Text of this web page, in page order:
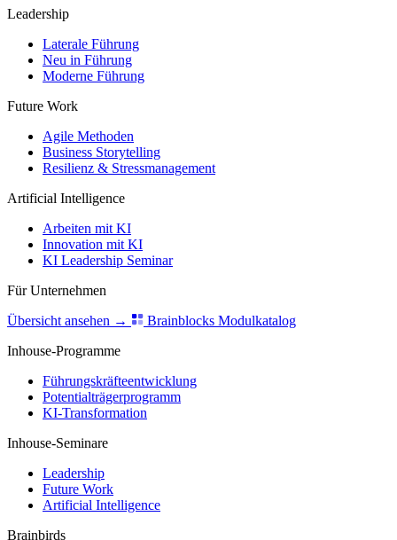
Leadership
Laterale Führung
Neu in Führung
Moderne Führung
Future Work
Agile Methoden
Business Storytelling
Resilienz & Stressmanagement
Artificial Intelligence
Arbeiten mit KI
Innovation mit KI
KI Leadership Seminar
Für Unternehmen
Übersicht ansehen →
Brainblocks Modulkatalog
Inhouse-Programme
Führungskräfteentwicklung
Potentialträgerprogramm
KI-Transformation
Inhouse-Seminare
Leadership
Future Work
Artificial Intelligence
Brainbirds